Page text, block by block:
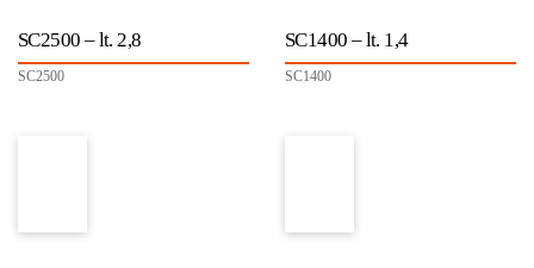
SC2500 – lt. 2,8
SC2500
SC1400 – lt. 1,4
SC1400